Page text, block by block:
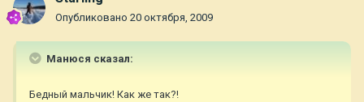
Опубликовано 20 октября, 2009
Манюся сказал:
Бедный мальчик! Как же так?!